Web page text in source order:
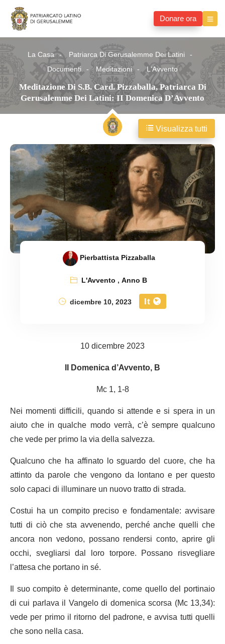
Donare ora
La Casa
Patriarca Di Gerusalemme Dei Latini
Documenti
Meditazioni L'Avvento
Meditazione Di S.B. Card. Pizzaballa, Patriarca Di
Gerusalemme Dei Latini: II Domenica D’Avvento
Pierbattista Pizzaballa
L'Avvento ,Anno B
dicembre 10, 2023
It
10 dicembre 2023
II Domenica d’Avvento, B
Mc 1, 1-8
Nei momenti difficili, quando si attende e si spera in un
aiuto che in qualche modo verrà, c’è sempre qualcuno
che vede per primo la via della salvezza.
Qualcuno che ha affinato lo sguardo del cuore, che ha
attinto da parole che vengono da lontano e per questo
solo capaci di illuminare un nuovo tratto di strada.
Costui ha un compito preciso e fondamentale: avvisare
tutti di ciò che sta avvenendo, perché anche quelli che
ancora non vedono, possano rendersi conto, aprire gli
occhi, svegliarsi dal loro torpore. Possano risvegliare
l’attesa che portano in sé.
Il suo compito è determinante, come quello del portinaio
di cui parlava il Vangelo di domenica scorsa (Mc 13,34):
vede per primo il ritorno del padrone, e avvisa tutti quelli
che sono nella casa.
Visualizza tutti